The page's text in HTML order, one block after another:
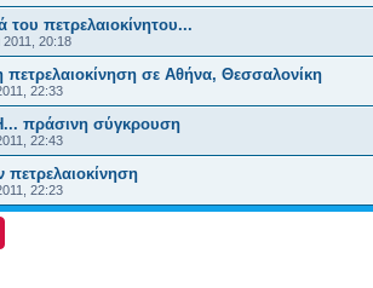
πετρελαιοκίνητου...
20:18
σε Αθήνα, Θεσσαλονίκη
22:33
πράσινη σύγκρουση
22:43
πετρελαιοκίνηση
22:23